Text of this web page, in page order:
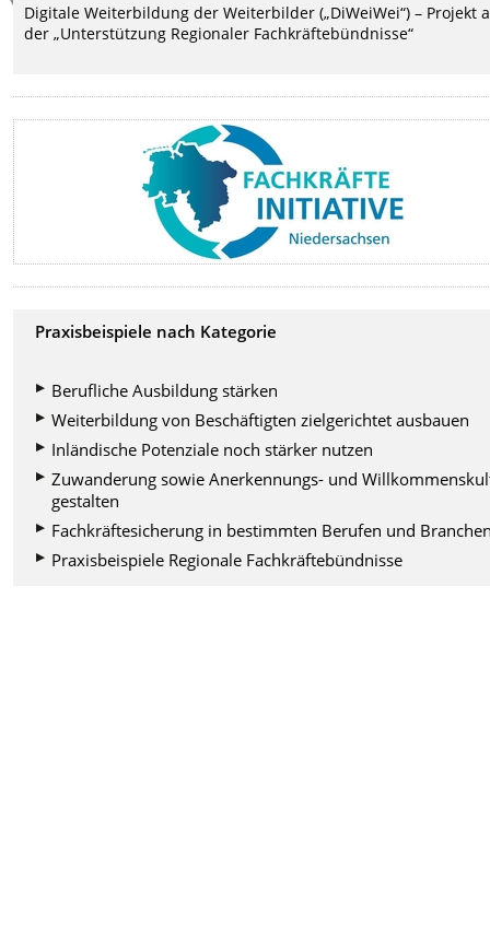
Digitale Weiterbildung der Weiterbilder („DiWeiWei“) – Projekt
der „Unterstützung Regionaler Fachkräftebündnisse“
Praxisbeispiele nach Kategorie
Berufliche Ausbildung stärken
Weiterbildung von Beschäftigten zielgerichtet ausbauen
Inländische Potenziale noch stärker nutzen
Zuwanderung sowie Anerkennungs- und
gestalten
Fachkräftesicherung in bestimmten Berufen und
Praxisbeispiele Regionale Fachkräftebündnisse